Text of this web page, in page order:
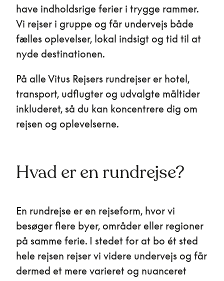
have indholdsrige ferier i trygge rammer.
Vi rejser i gruppe og får undervejs både
fælles oplevelser, lokal indsigt og tid til at
nyde destinationen.
På alle Vitus Rejsers rundrejser er hotel,
transport, udflugter og udvalgte måltider
inkluderet, så du kan koncentrere dig om
rejsen og oplevelserne.
Hvad er en rundrejse?
En rundrejse er en rejseform, hvor vi
besøger flere byer, områder eller regioner
på samme ferie. I stedet for at bo ét sted
hele rejsen rejser vi videre undervejs og får
dermed et mere varieret og nuanceret